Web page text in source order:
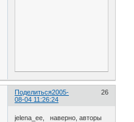
Поделиться 26
2005-
08-04 11:26:24
jelena_ee, наверно, авторы